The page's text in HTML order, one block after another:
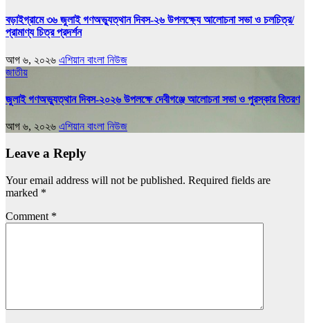
বড়াইগ্রামে ৩৬ জুলাই গণঅভ্যুত্থান দিবস-২৬ উপলক্ষ্যে আলোচনা সভা ও চলচিত্র/
প্রামাণ্য চিত্র প্রদর্শন
আগ ৬, ২০২৬ এশিয়ান বাংলা নিউজ
জাতীয়
জুলাই গণঅভ্যুত্থান দিবস-২০২৬ উপলক্ষে দেবীগঞ্জে আলোচনা সভা ও পুরস্কার বিতরণ
আগ ৬, ২০২৬ এশিয়ান বাংলা নিউজ
Leave a Reply
Your email address will not be published. Required fields are
marked *
Comment *